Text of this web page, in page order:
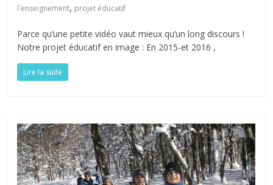
l'enseignement, projet éducatif
Parce qu’une petite vidéo vaut mieux qu’un long discours !
Notre projet éducatif en image : En 2015-et 2016 ,
Lire la suite